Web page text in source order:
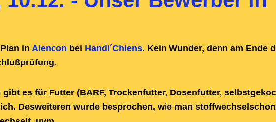
in Alencon bei Handi´Chiens. Kein Wunder, denn am Ende
es für Futter (BARF, Trockenfutter, Dosenfutter,
Desweiteren wurde besprochen, wie man